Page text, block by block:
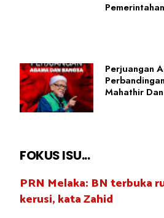
Perjuangan
Mahathir
FOKUS ISU...
PRN Melaka: BN terbuka
kerusi, kata Zahid